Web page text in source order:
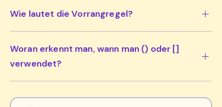
Wie lautet die Vorrangregel?
Woran erkennt man, wann man () oder []
verwendet?